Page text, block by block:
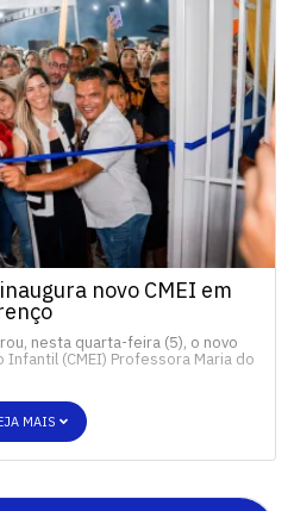
novo CMEI em
nesta quarta-feira (5), o novo
Infantil (CMEI) Professora Maria do
MAIS